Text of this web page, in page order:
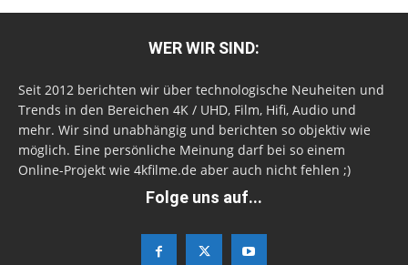
WER WIR SIND:
Seit 2012 berichten wir über technologische Neuheiten und
Trends in den Bereichen 4K / UHD, Film, Hifi, Audio und
mehr. Wir sind unabhängig und berichten so objektiv wie
möglich. Eine persönliche Meinung darf bei so einem
Online-Projekt wie 4kfilme.de aber auch nicht fehlen ;)
Folge uns auf...